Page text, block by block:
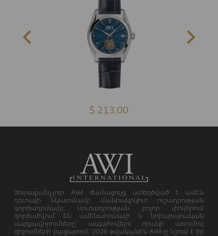
$ 213.00
Յուրաքանչյուր AWI ժամացույց ստեղծված է ամեն
դետալի նկատմամբ մանրակրկիտ ուշադրության
գործադրմամբ: Արտադրության բոլոր փուլերում
գործածվում են ամենահուսալի և նորարարական
սարքավորումները՝ ապահովելու որակի առումով
զիջումների բացառում: 2026 թվականին AWI-ը նշում է իր